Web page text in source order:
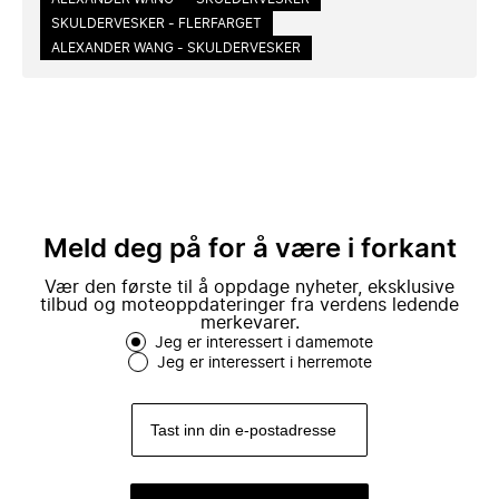
SKULDERVESKER - FLERFARGET
ALEXANDER WANG - SKULDERVESKER
Meld deg på for å være i forkant
Vær den første til å oppdage nyheter, eksklusive
tilbud og moteoppdateringer fra verdens ledende
merkevarer.
Jeg er interessert i damemote
Jeg er interessert i herremote